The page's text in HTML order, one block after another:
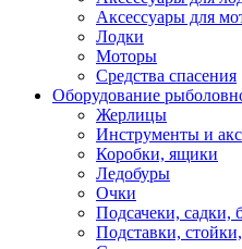
Аксессуары для
Лодки
Моторы
Средства спасения
Оборудование
Жерлицы
Инструменты и
Коробки, ящики
Ледобуры
Очки
Подсачеки, садки,
Подставки,